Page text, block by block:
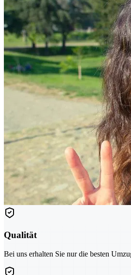
Qualität
Bei uns erhalten Sie nur die besten